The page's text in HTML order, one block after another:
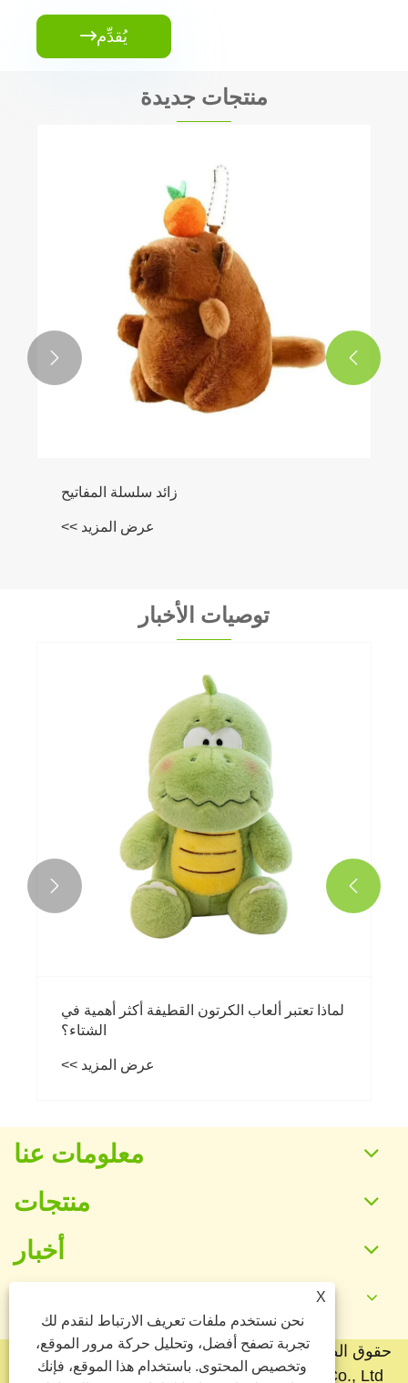
يُقدِّم
منتجات جديدة
زائد سلسلة المفاتيح
عرض المزيد >>


توصيات الأخبار
لماذا تعتبر ألعاب الكرتون القطيفة أكثر أهمية في
الشتاء؟
عرض المزيد >>


معلومات عنا
منتجات
أخبار
حقوق الطبع والنشر © 2025 شركة Baoding Yuankang
Toy Manufacturing Co., Ltd. جميع الحقوق محفوظة.
X
نحن نستخدم ملفات تعريف الارتباط لنقدم لك
تجربة تصفح أفضل، وتحليل حركة مرور الموقع،
وتخصيص المحتوى. باستخدام هذا الموقع، فإنك